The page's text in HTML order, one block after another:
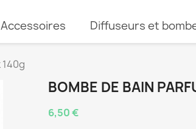
Accessoires Diffuseurs et
BOMBE DE BAIN
6,50 €